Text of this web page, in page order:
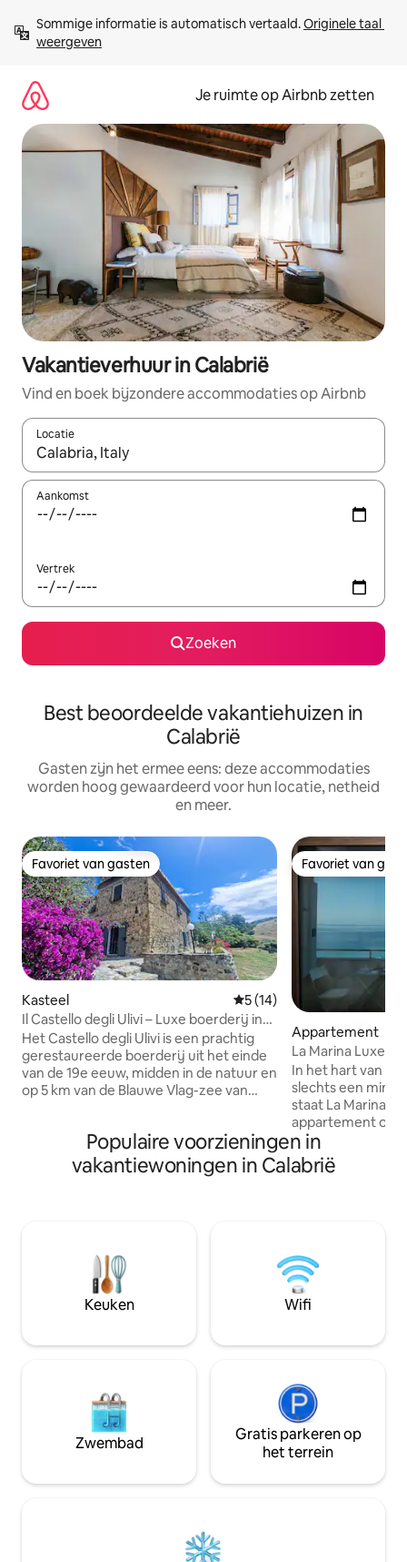
direct
naar
Sommige informatie is automatisch vertaald. Originele taal
weergeven
Je ruimte op Airbnb zetten
Vakantieverhuur in Calabrië
Vind en boek bijzondere accommodaties op Airbnb
Locatie
Wanneer er suggesties beschikbaar zijn, maak je een keuze
Aankomst
Vertrek
Zoeken
Best beoordeelde vakantiehuizen in
Calabrië
Gasten zijn het ermee eens: deze accommodaties
worden hoog gewaardeerd voor hun locatie, netheid
en meer.
Favoriet van gasten
Favoriet van gasten
Kasteel Gemiddelde beoordeling
5 (14)
Il Castello degli Ulivi – Luxe boerderij in
de natuur
Het Castello degli Ulivi is een prachtig
gerestaureerde boerderij uit het einde
van de 19e eeuw, midden in de natuur en
op 5 km van de Blauwe Vlag-zee van
gasten) en biedt 4 slaapkamers met
eigen badkamer, ruime binnenruimtes,
een eigen tuin, een ingerichte keuken,
kookcursussen, rondleidingen,
begeleide bezoeken.
Favoriet van
Favoriet van
Appartement
La Marina Luxe
In het hart van
slechts een
staat La Marina
appartement op
met een lift,
ingericht met
appartement
panoramisch
om te genieten
ontspannen of
bewonderen.
Populaire voorzieningen in
vakantiewoningen in Calabrië
Keuken Wifi
Zwembad
Gratis parkeren op
het terrein